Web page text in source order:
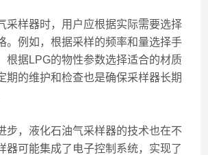
样器时，用户应根据实际需要选择
。例如，根据采样的频率和量选择手
根据LPG的物性参数选择适合的材质
期的维护和检查也是确保采样器长期
，液化石油气采样器的技术也在不
器可能集成了电子控制系统，实现了